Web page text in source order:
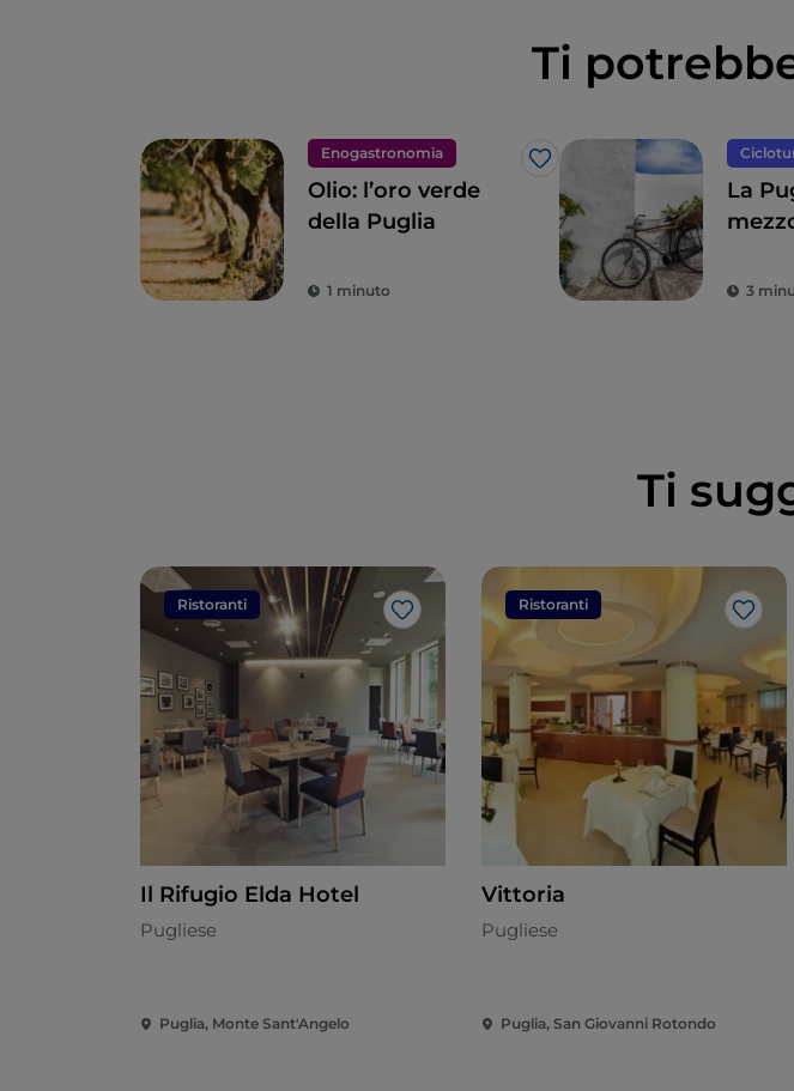
Ti
Enogastronomia
Like
Olio: l’oro verde
della Puglia
1 minuto
La
3
Ti
Ristoranti
Like
Il Rifugio Elda Hotel
Pugliese
Puglia, Monte Sant'Angelo
Ristoranti
Like
Vittoria
Pugliese
Puglia, San Giovanni Rotondo